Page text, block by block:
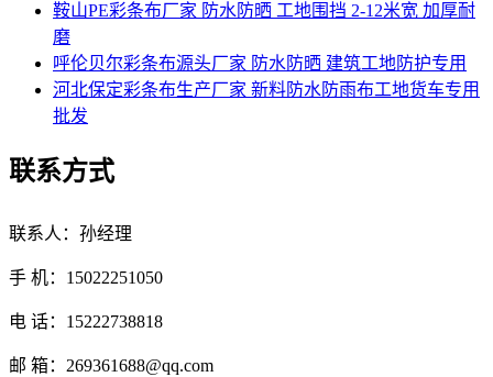
鞍山PE彩条布厂家 防水防晒 工地围挡 2-12米宽 加厚耐
磨
呼伦贝尔彩条布源头厂家 防水防晒 建筑工地防护专用
河北保定彩条布生产厂家 新料防水防雨布工地货车专用
批发
联系方式
联系人：孙经理
手 机：15022251050
电 话：15222738818
邮 箱：269361688@qq.com